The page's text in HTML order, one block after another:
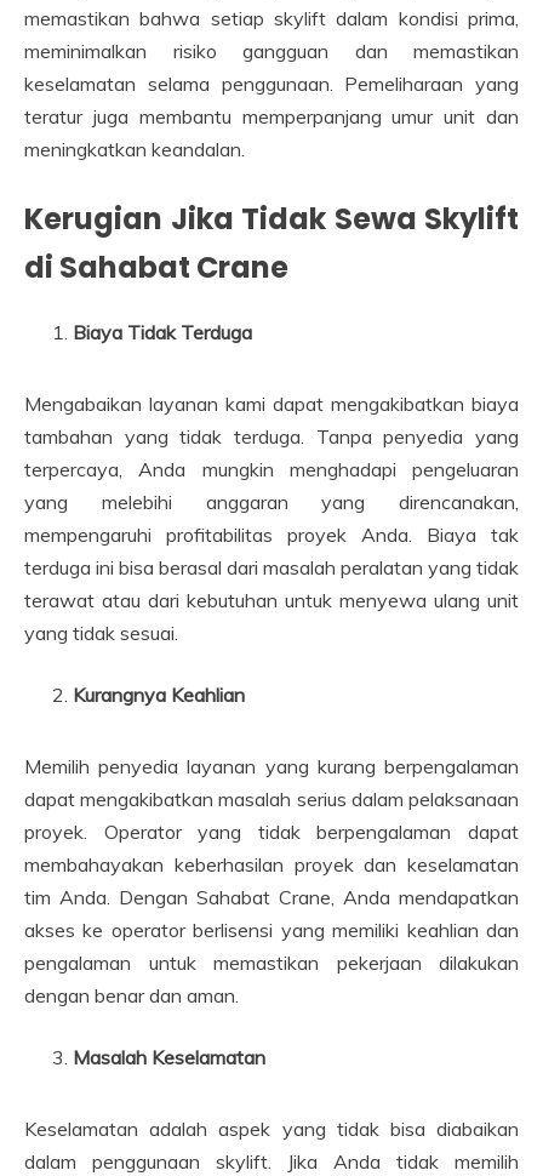
memastikan bahwa setiap skylift dalam kondisi prima,
meminimalkan risiko gangguan dan memastikan
keselamatan selama penggunaan. Pemeliharaan yang
teratur juga membantu memperpanjang umur unit dan
meningkatkan keandalan.
Kerugian Jika Tidak Sewa Skylift
di Sahabat Crane
Biaya Tidak Terduga
Mengabaikan layanan kami dapat mengakibatkan biaya
tambahan yang tidak terduga. Tanpa penyedia yang
terpercaya, Anda mungkin menghadapi pengeluaran
yang melebihi anggaran yang direncanakan,
mempengaruhi profitabilitas proyek Anda. Biaya tak
terduga ini bisa berasal dari masalah peralatan yang tidak
terawat atau dari kebutuhan untuk menyewa ulang unit
yang tidak sesuai.
Kurangnya Keahlian
Memilih penyedia layanan yang kurang berpengalaman
dapat mengakibatkan masalah serius dalam pelaksanaan
proyek. Operator yang tidak berpengalaman dapat
membahayakan keberhasilan proyek dan keselamatan
tim Anda. Dengan Sahabat Crane, Anda mendapatkan
akses ke operator berlisensi yang memiliki keahlian dan
pengalaman untuk memastikan pekerjaan dilakukan
dengan benar dan aman.
Masalah Keselamatan
Keselamatan adalah aspek yang tidak bisa diabaikan
dalam penggunaan skylift. Jika Anda tidak memilih